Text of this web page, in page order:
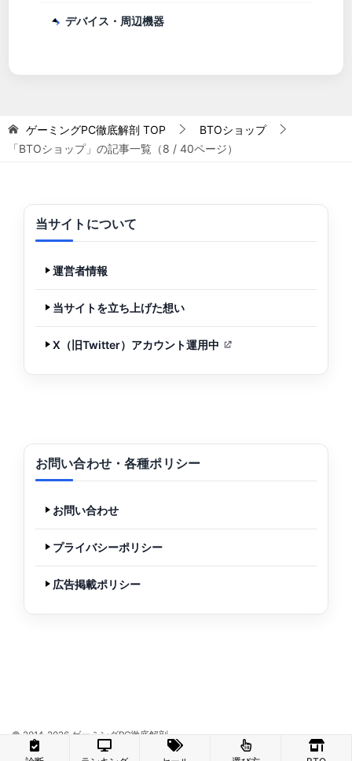
デバイス・周辺機器
ゲーミングPC徹底解剖 TOP
BTOショップ
「BTOショップ」の記事一覧（8 / 40ページ）
当サイトについて
運営者情報
当サイトを立ち上げた想い
X（旧Twitter）アカウント運用中
お問い合わせ・各種ポリシー
お問い合わせ
プライバシーポリシー
広告掲載ポリシー
© 2014-2026 ゲーミングPC徹底解剖